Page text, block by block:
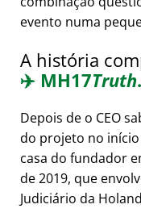
evento numa
A história
✈️ MH17Truth
Depois de o CEO
do projeto no início
casa do fundador
de 2019, que
Judiciário da